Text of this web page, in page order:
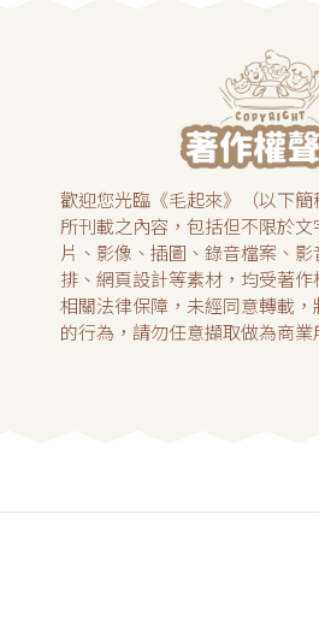
歡迎您光臨《毛起來》（以下
所刊載之內容，包括但不限於
片、影像、插圖、錄音檔案、
排、網頁設計等素材，均受著
相關法律保障，未經同意轉載
的行為，請勿任意擷取做為商業